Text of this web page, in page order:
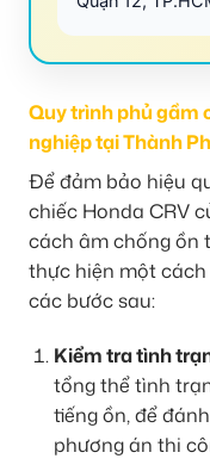
Quy trình phủ gầm
nghiệp tại Thành
Để đảm bảo hiệu
chiếc Honda CRV
cách âm chống ồn
thực hiện một
các bước sau:
Kiểm tra tình
tổng thể tình
tiếng ồn, để
phương án thi